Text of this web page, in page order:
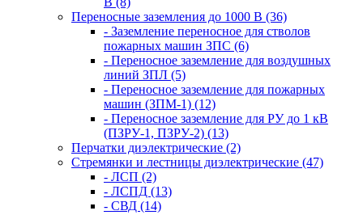
Переносные заземления до 1000 В (36)
- Заземление переносное для стволов
пожарных машин ЗПС (6)
- Переносное заземление для воздушных
линий ЗПЛ (5)
- Переносное заземление для пожарных
машин (ЗПМ-1) (12)
- Переносное заземление для РУ до 1 кВ
(ПЗРУ-1, ПЗРУ-2) (13)
Перчатки диэлектрические (2)
Стремянки и лестницы диэлектрические (47)
- ЛСП (2)
- ЛСПД (13)
- СВД (14)